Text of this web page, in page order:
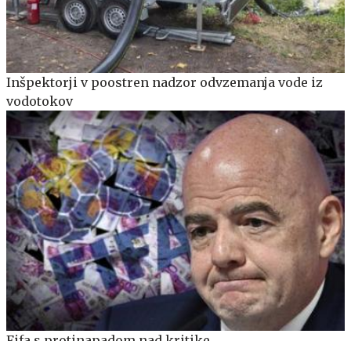
Inšpektorji v poostren nadzor odvzemanja vode iz
vodotokov